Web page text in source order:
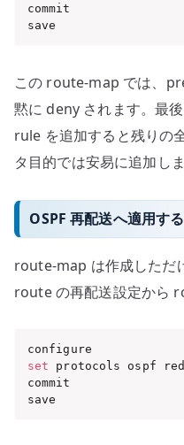
commit
save
この route-map では、
黙に deny されます。最
rule を追加すると残りの
タ目的では安易に追加しま
OSPF 再配送へ適用する
route-map は作成しただ
route の再配送設定から
set protocols ospf
commit
save